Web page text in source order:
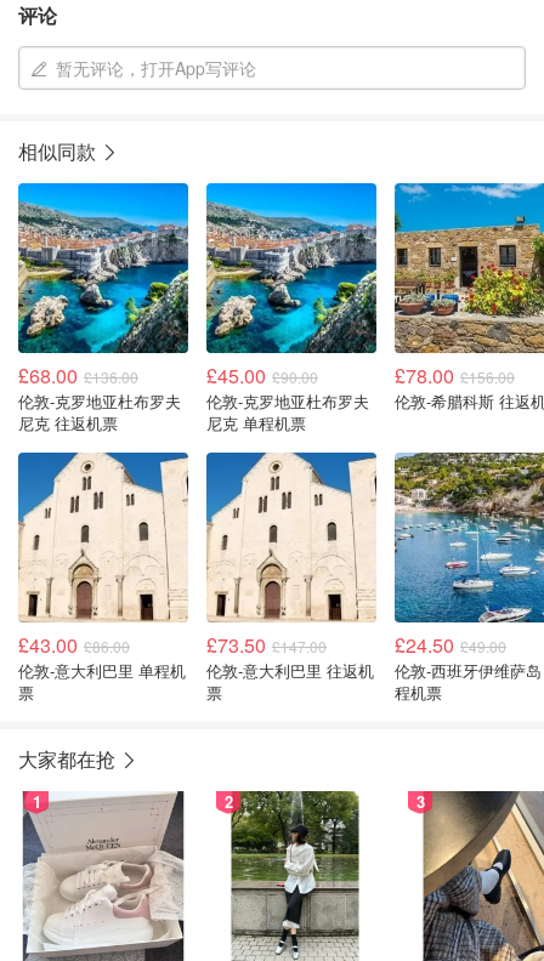
评论
暂无评论，打开App写评论
相似同款
£68.00 £136.00
伦敦-克罗地亚杜布罗夫
尼克 往返机票
£45.00 £90.00
伦敦-克罗地亚杜布罗夫
尼克 单程机票
£78.00 £156.00
伦敦-希腊科斯 往返
£43.00 £86.00
伦敦-意大利巴里 单程机
票
£73.50 £147.00
伦敦-意大利巴里 往返机
票
£24.50 £49.00
伦敦-西班牙伊维萨
程机票
大家都在抢
1 2 3